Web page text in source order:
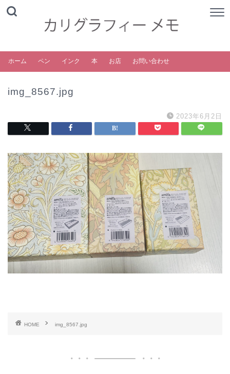
ホーム ペン インク 本 お店 お問い合わせ
img_8567.jpg
2023年6月2日
HOME img_8567.jpg